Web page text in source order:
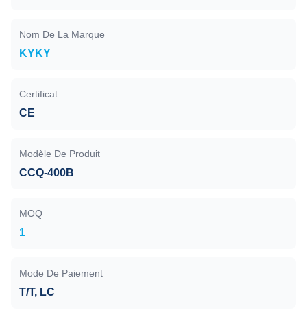
Nom De La Marque
KYKY
Certificat
CE
Modèle De Produit
CCQ-400B
MOQ
1
Mode De Paiement
T/T, LC